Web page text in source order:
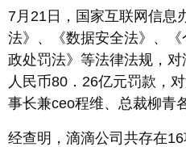
7月21日，国家互联网信息
法》、《数据安全法》、
政处罚法》等法律法规，
人民币80．26亿元罚款，
事长兼ceo程维、总裁柳青
经查明，滴滴公司共存在
长按识别二维码
进入ofweek阅读全文